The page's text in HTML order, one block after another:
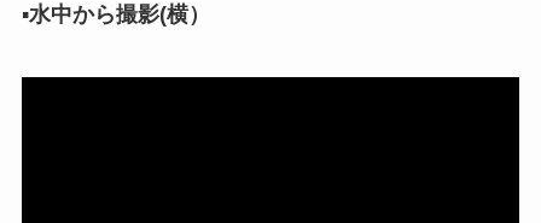
▪︎水中から撮影(横）